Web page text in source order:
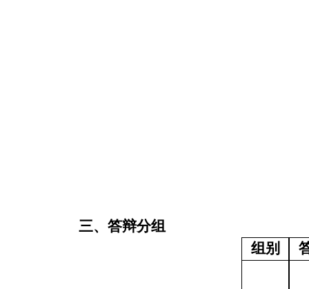
三、答辩分组
组别